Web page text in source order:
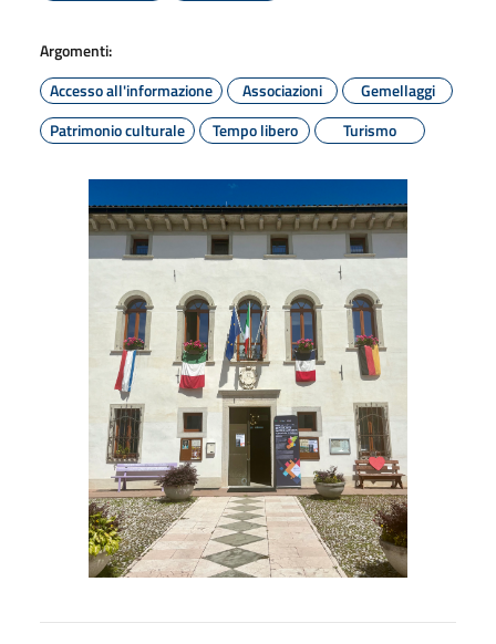
Argomenti:
Accesso all'informazione
Associazioni
Gemellaggi
Patrimonio culturale
Tempo libero Turismo